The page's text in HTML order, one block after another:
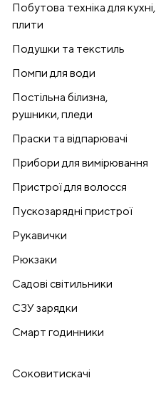
Побутова техніка для кухні,
плити
Подушки та текстиль
Помпи для води
Постільна білизна,
рушники, пледи
Праски та відпарювачі
Прибори для вимірювання
Пристрої для волосся
Пускозарядні пристрої
Рукавички
Рюкзаки
Садові світильники
СЗУ зарядки
Смарт годинники
Соковитискачі